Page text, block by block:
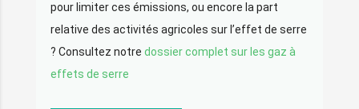
pour limiter ces émissions, ou encore la part
relative des activités agricoles sur l’effet de serre
? Consultez notre dossier complet sur les gaz à
effets de serre